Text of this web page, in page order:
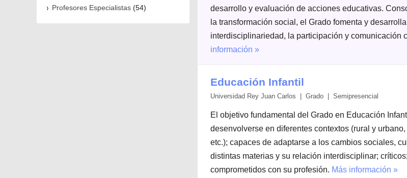
Profesores Especialistas(54)
desarrollo y evaluación de acciones educativas.
la transformación social, el Grado fomenta y
interdisciplinariedad, la participación y comunicación
información »
Educación Infantil
Universidad Rey Juan Carlos | Grado | Semipresencial
El objetivo fundamental del Grado en Educación
desenvolverse en diferentes contextos (rural y
etc.); capaces de adaptarse a los cambios sociales,
distintas materias y su relación interdisciplinar;
comprometidos con su profesión. Más información »